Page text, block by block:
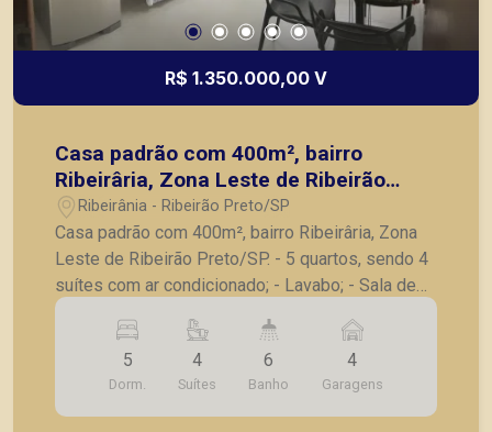
R$ 1.350.000,00 V
Casa padrão com 400m², bairro
Ribeirâria, Zona Leste de Ribeirão
Preto/SP.
Ribeirânia - Ribeirão Preto/SP
Casa padrão com 400m², bairro Ribeirâria, Zona
Leste de Ribeirão Preto/SP. - 5 quartos, sendo 4
suítes com ar condicionado; - Lavabo; - Sala de
Tv; - Sala para 2 ambientes; - Cozinha; -
Despensa; - Área gourmet com churrasqueira; -
Piscina; - 4 vagas de garagem. A Piramid tem
como objetivo atender seus clientes com
agilidade e segurança, em locação, vendas de
5
Dorm.
4
Suítes
6
Banho
4
Garagens